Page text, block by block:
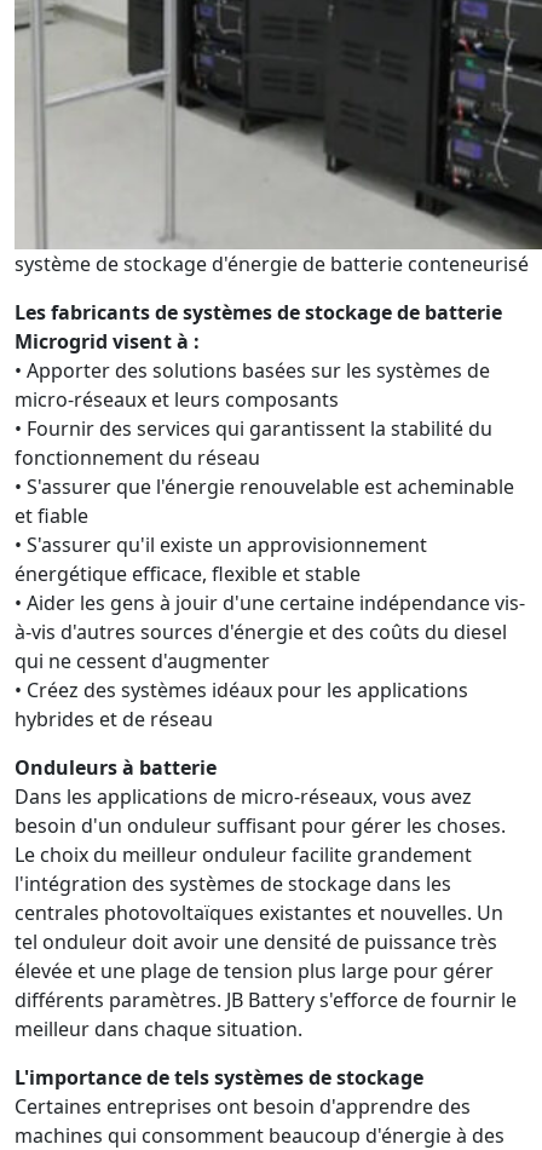
système de stockage d'énergie de batterie conteneurisé
Les fabricants de systèmes de stockage de batterie
Microgrid visent à :
• Apporter des solutions basées sur les systèmes de
micro-réseaux et leurs composants
• Fournir des services qui garantissent la stabilité du
fonctionnement du réseau
• S'assurer que l'énergie renouvelable est acheminable
et fiable
• S'assurer qu'il existe un approvisionnement
énergétique efficace, flexible et stable
• Aider les gens à jouir d'une certaine indépendance vis-
à-vis d'autres sources d'énergie et des coûts du diesel
qui ne cessent d'augmenter
• Créez des systèmes idéaux pour les applications
hybrides et de réseau
Onduleurs à batterie
Dans les applications de micro-réseaux, vous avez
besoin d'un onduleur suffisant pour gérer les choses.
Le choix du meilleur onduleur facilite grandement
l'intégration des systèmes de stockage dans les
centrales photovoltaïques existantes et nouvelles. Un
tel onduleur doit avoir une densité de puissance très
élevée et une plage de tension plus large pour gérer
différents paramètres. JB Battery s'efforce de fournir le
meilleur dans chaque situation.
L'importance de tels systèmes de stockage
Certaines entreprises ont besoin d'apprendre des
machines qui consomment beaucoup d'énergie à des